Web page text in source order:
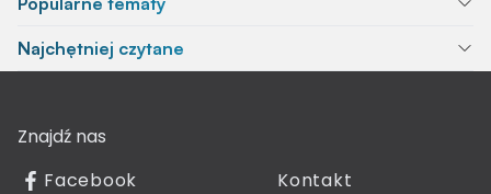
Najchętniej czytane
Znajdź nas
Facebook
Kontakt